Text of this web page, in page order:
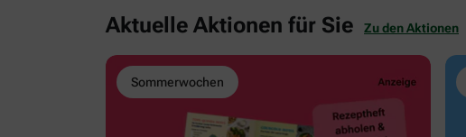
Aktuelle Aktionen für Sie Zu den Aktionen
Sommerwochen